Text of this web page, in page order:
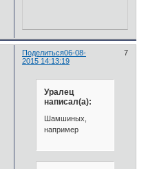
Поделиться 7
06-08-
2015 14:13:19
Уралец
написал(а):
Шамшиных,
например